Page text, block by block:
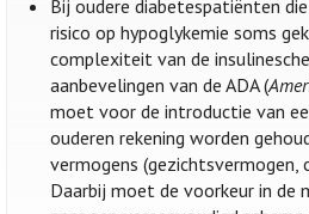
Bij oudere diabetespatiënten
risico op hypoglykemie soms
complexiteit van de
aanbevelingen van de ADA (
moet voor de introductie van
ouderen rekening worden
vermogens (gezichtsvermogen,
Daarbij moet de voorkeur in de